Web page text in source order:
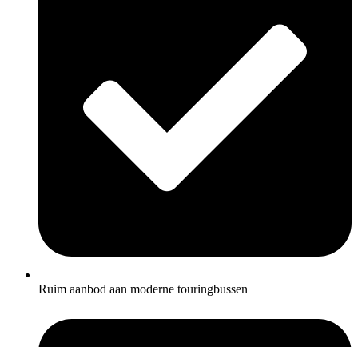
Ruim aanbod aan moderne touringbussen